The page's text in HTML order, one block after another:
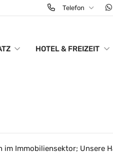
Telefon
HOTEL & FREIZEIT
Immobiliensektor; Unsere